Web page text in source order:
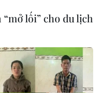
lối” cho du lịch